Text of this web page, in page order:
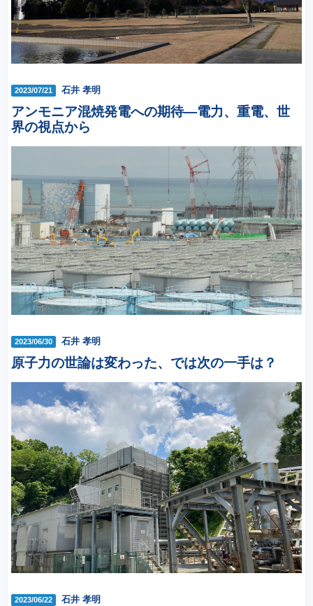
2023/07/21 石井 孝明
アンモニア混焼発電への期待―電力、重電、世
界の視点から
2023/06/30 石井 孝明
原子力の世論は変わった、では次の一手は？
2023/06/22 石井 孝明